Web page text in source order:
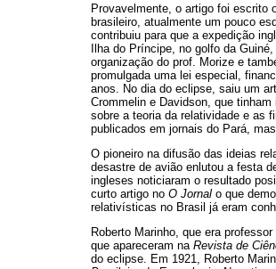
Provavelmente, o artigo foi escrito
brasileiro, atualmente um pouco
contribuiu para que a expedição
Ilha do Príncipe, no golfo da
organização do prof. Morize e
promulgada uma lei especial,
anos. No dia do eclipse, saiu um
Crommelin e Davidson, que
sobre a teoria da relatividade e as
publicados em jornais do Pará,
O pioneiro na difusão das ideias
desastre de avião enlutou a festa
ingleses noticiaram o resultado
curto artigo no O Jornal o que
relativísticas no Brasil já eram
Roberto Marinho, que era
que apareceram na Revista de
do eclipse. Em 1921, Roberto